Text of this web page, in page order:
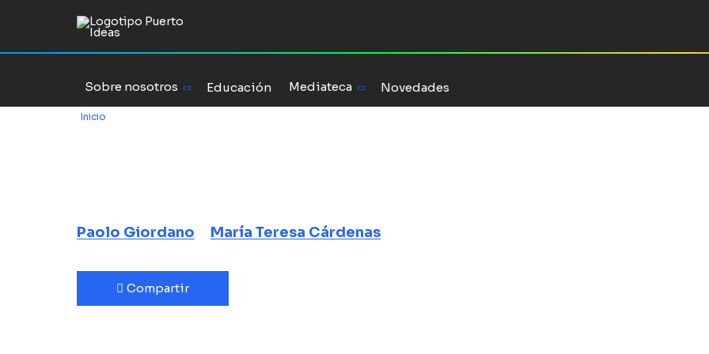
Sobre nosotros Educación Mediateca Novedades
Inicio
Paolo Giordano María Teresa Cárdenas
Compartir